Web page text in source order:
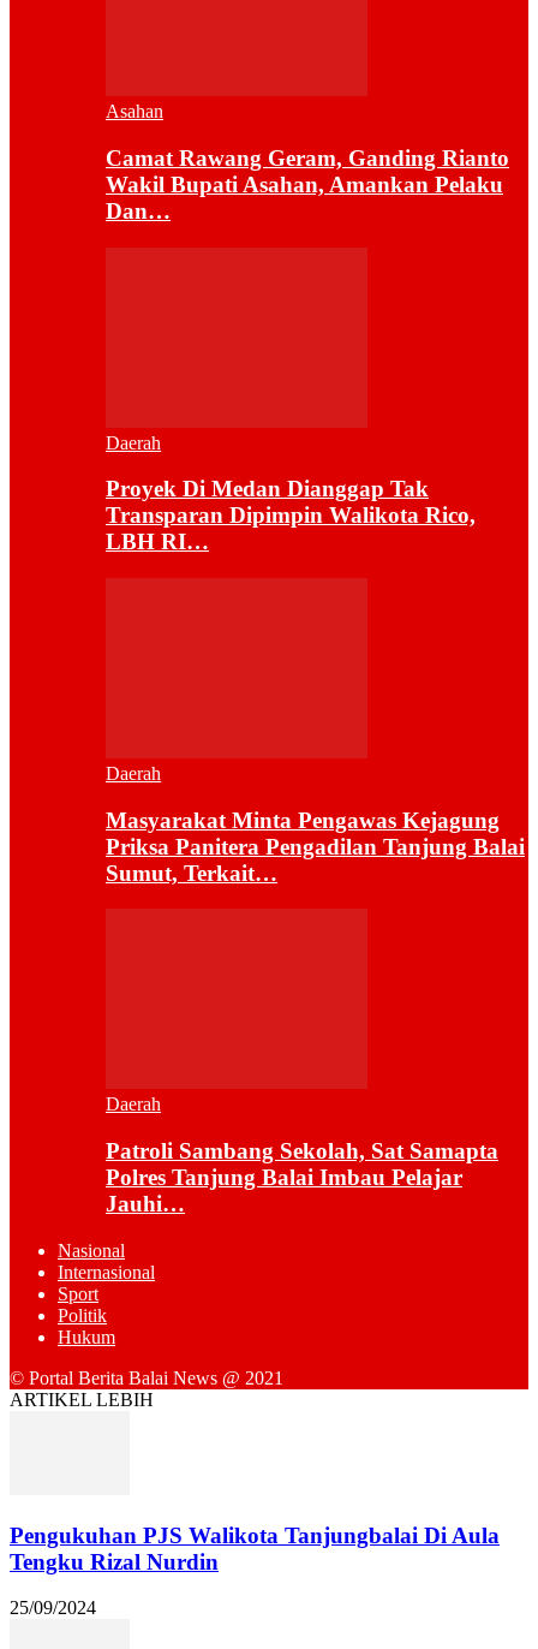
Asahan
Camat Rawang Geram, Ganding Rianto
Wakil Bupati Asahan, Amankan Pelaku
Dan…
Daerah
Proyek Di Medan Dianggap Tak
Transparan Dipimpin Walikota Rico,
LBH RI…
Daerah
Masyarakat Minta Pengawas Kejagung
Priksa Panitera Pengadilan Tanjung Balai
Sumut, Terkait…
Daerah
Patroli Sambang Sekolah, Sat Samapta
Polres Tanjung Balai Imbau Pelajar
Jauhi…
Nasional
Internasional
Sport
Politik
Hukum
© Portal Berita Balai News @ 2021
ARTIKEL LEBIH
Pengukuhan PJS Walikota Tanjungbalai Di Aula
Tengku Rizal Nurdin
25/09/2024